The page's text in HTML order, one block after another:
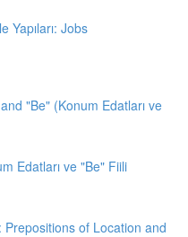
Yapıları: Jobs
"Be" (Konum Edatları ve
Edatları ve "Be" Fiili
of Location and